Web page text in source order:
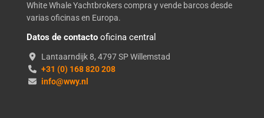
White Whale Yachtbrokers compra y vende barcos desde
varias oficinas en Europa.
Datos de contactooficina central
Lantaarndijk 8, 4797 SP Willemstad
+31 (0) 168 820 208
info@wwy.nl